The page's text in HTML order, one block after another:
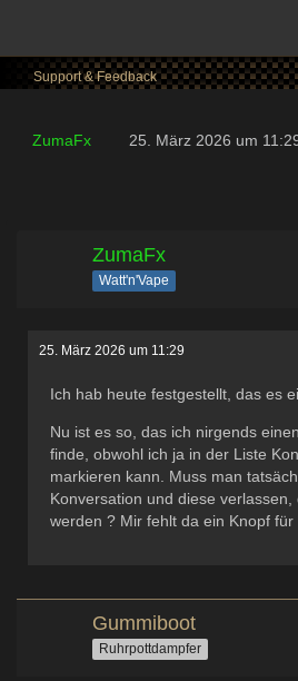
Support & Feedback
ZumaFx 25. März 2026 um
ZumaFx
Watt'n'Vape
25. März 2026 um 11:29
Ich hab heute festgestellt, das es
Nu ist es so, das ich nirgends
finde, obwohl ich ja in der Liste
markieren kann. Muss man
Konversation und diese
werden ? Mir fehlt da ein Knopf für
Gummiboot
Ruhrpottdampfer